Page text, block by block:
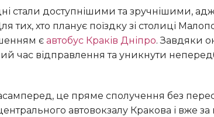
тих, хто планує поїздку зі столиці
є автобус Краків Дніпро. Завдяки
час відправлення та уникнути
автовокзалу Кракова і вже за